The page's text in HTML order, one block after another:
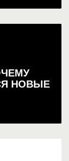
НОВЫЕ